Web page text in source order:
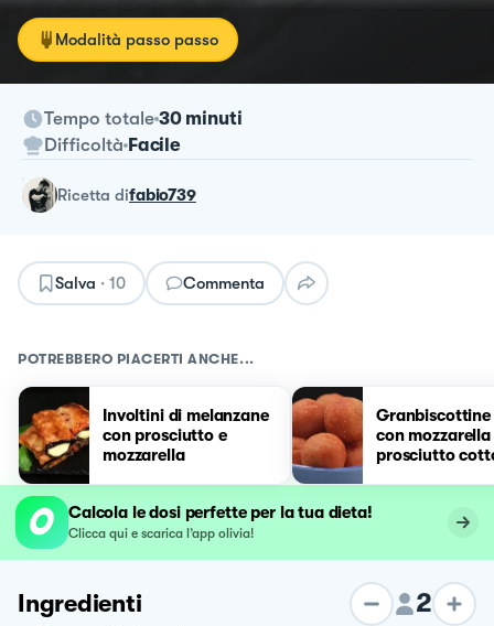
Modalità passo passo
Tempo totale 30 minuti
Difficoltà Facile
ricetta difabio739
Salva · 10 Commenta
POTREBBERO PIACERTI ANCHE...
Involtini di melanzane
con prosciutto e
mozzarella
con mozzarella
prosciutto
Calcola le dosi perfette per la tua dieta!
Clicca qui e scarica l’app olivia!
Ingredienti 2